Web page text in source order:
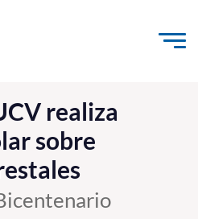
contenido
Innovación
realiza
sobre